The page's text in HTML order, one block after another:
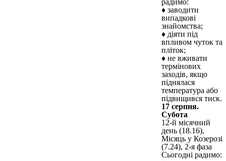
радимо:
♦ заводити
випадкові
знайомства;
♦ діяти під
впливом чуток та
пліток;
♦ не вживати
термінових
заходів, якщо
піднялася
температура або
підвищився тиск.
17 серпня.
Субота
12-й місячний
день (18.16),
Місяць у Козерозі
(7.24), 2-я фаза
Сьогодні радимо: